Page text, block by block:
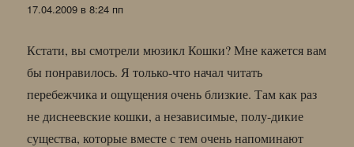
17.04.2009 в 8:24 пп
Кстати, вы смотрели мюзикл Кошки? Мне кажется вам
бы понравилось. Я только-что начал читать
перебежчика и ощущения очень близкие. Там как раз
не диснеевские кошки, а независимые, полу-дикие
существа, которые вместе с тем очень напоминают